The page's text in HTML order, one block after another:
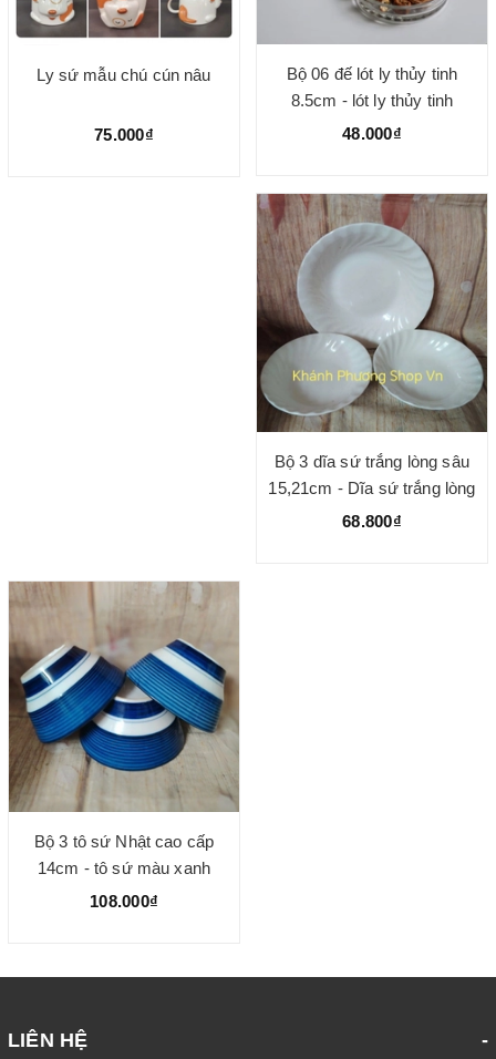
Ly sứ mẫu chú cún nâu
75.000₫
Bộ 06 đế lót ly thủy tinh
8.5cm - lót ly thủy tinh
48.000₫
Bộ 3 dĩa sứ trắng lòng sâu
15,21cm - Dĩa sứ trắng lòng
sâu
68.800₫
Bộ 3 tô sứ Nhật cao cấp
14cm - tô sứ màu xanh
dương
108.000₫
LIÊN HỆ